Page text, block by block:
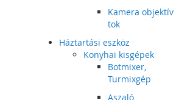
Kamera objektív
tok
Háztartási eszköz
Konyhai kisgépek
Botmixer,
Turmixgép
Aszaló